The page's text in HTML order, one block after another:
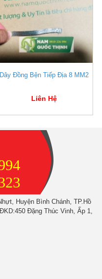
Dây Đồng Bện Tiếp Địa 8 MM2
Liên Hệ
Huyện Bình Chánh, TP.Hồ
Đặng Thúc Vinh, Ấp 1,